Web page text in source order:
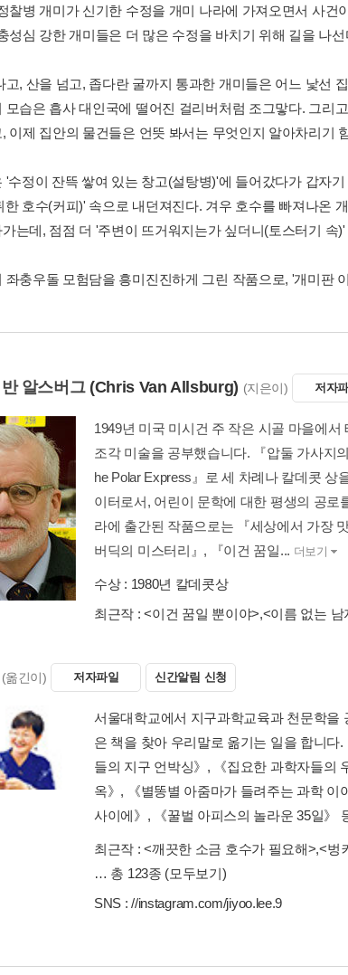
찰병 개미가 신기한 수정을 개미 나라에 가져오면서 사건
성심 강한 개미들은 더 많은 수정을 바치기 위해 길을 나선
고, 산을 넘고, 좁다란 굴까지 통과한 개미들은 어느 낯선
모습은 흡사 대인국에 떨어진 걸리버처럼 조그맣다. 그리
이제 집안의 물건들은 언뜻 봐서는 무엇인지 알아차리기
'수정이 잔뜩 쌓여 있는 창고(설탕병)'에 들어갔다가 갑자
한 호수(커피)' 속으로 내던져진다. 겨우 호수를 빠져나온
는데, 점점 더 '주변이 뜨거워지는가 싶더니(토스터기 속
좌충우돌 모험담을 흥미진진하게 그린 작품으로, '개미판
알스버그(Chris Van Allsburg) (지은이) 저자
1949년 미국 미시건 주 작은 시골 마을에
조각 미술을 공부했습니다. 『압둘 가사지
he Polar Express』로 세 차례나 칼데콧 상
이터로서, 어린이 문학에 대한 평생의 공로
라에 출간된 작품으로는 『세상에서 가장
버딕의 미스터리』, 『이건 꿈일... 더보기
수상 : 1980년 칼데콧상
최근작 :<이건 꿈일 뿐이야>,<이름 없는 남
(옮긴이) 저자파일 신간알림 신청
서울대학교에서 지구과학교육과 천문학을
은 책을 찾아 우리말로 옮기는 일을 합니
들의 지구 언박싱》, 《집요한 과학자들의
옥》, 《별똥별 아줌마가 들려주는 과학
사이에》, 《꿀벌 아피스의 놀라운 35일》
최근작 :<깨끗한 소금 호수가 필요해>,<벙
… 총 123종 (모두보기)
SNS ://instagram.com/jiyoo.lee.9